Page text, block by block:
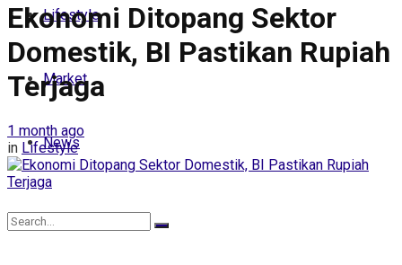
Lifestyle
Market
News
Ekonomi Ditopang Sektor
Domestik, BI Pastikan Rupiah
Terjaga
1 month ago
in Lifestyle